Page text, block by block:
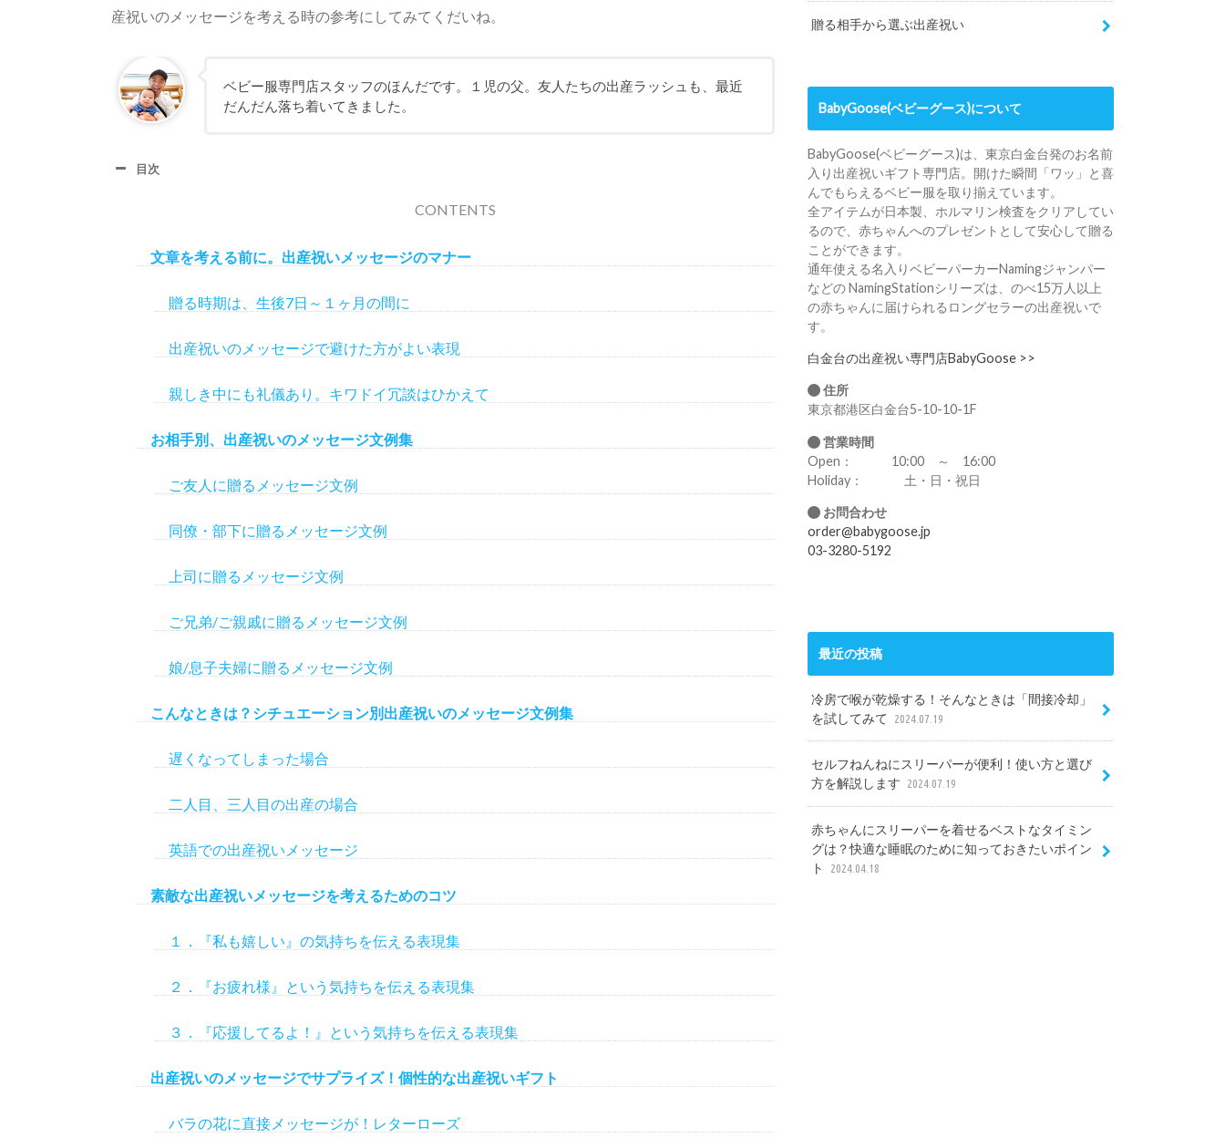
産祝いのメッセージを考える時の参考にしてみてくだいね。
ベビー服専門店スタッフのほんだです。１児の父。友人たちの出産ラッシュも、最近
だんだん落ち着いてきました。
目次
CONTENTS
文章を考える前に。出産祝いメッセージのマナー
贈る時期は、生後7日～１ヶ月の間に
出産祝いのメッセージで避けた方がよい表現
親しき中にも礼儀あり。キワドイ冗談はひかえて
お相手別、出産祝いのメッセージ文例集
ご友人に贈るメッセージ文例
同僚・部下に贈るメッセージ文例
上司に贈るメッセージ文例
ご兄弟/ご親戚に贈るメッセージ文例
娘/息子夫婦に贈るメッセージ文例
こんなときは？シチュエーション別出産祝いのメッセージ文例集
遅くなってしまった場合
二人目、三人目の出産の場合
英語での出産祝いメッセージ
素敵な出産祝いメッセージを考えるためのコツ
１．『私も嬉しい』の気持ちを伝える表現集
２．『お疲れ様』という気持ちを伝える表現集
３．『応援してるよ！』という気持ちを伝える表現集
出産祝いのメッセージでサプライズ！個性的な出産祝いギフト
バラの花に直接メッセージが！レターローズ
贈る相手から選ぶ出産祝い
BabyGoose(ベビーグース)について
BabyGoose(ベビーグース)は、東京白金台発のお名前
入り出産祝いギフト専門店。開けた瞬間「ワッ」と喜
んでもらえるベビー服を取り揃えています。
全アイテムが日本製、ホルマリン検査をクリアしてい
るので、赤ちゃんへのプレゼントとして安心して贈る
ことができます。
通年使える名入りベビーパーカーNamingジャンパー
などの NamingStationシリーズは、のべ15万人以上
の赤ちゃんに届けられるロングセラーの出産祝いで
す。
白金台の出産祝い専門店BabyGoose >>
住所
東京都港区白金台5-10-10-1F
営業時間
Open： 10:00 ～ 16:00
Holiday： 土・日・祝日
お問合わせ
order@babygoose.jp
03-3280-5192
最近の投稿
冷房で喉が乾燥する！そんなときは「間接冷却」
を試してみて
2024.07.19
セルフねんねにスリーパーが便利！使い方と選び
方を解説します
2024.07.19
赤ちゃんにスリーパーを着せるベストなタイミン
グは？快適な睡眠のために知っておきたいポイン
ト
2024.04.18